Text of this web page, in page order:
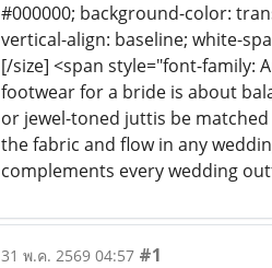
#000000; background-color:
vertical-align: baseline; white-
[/size] <span style="font-family:
footwear for a bride is about
or jewel-toned juttis be
the fabric and flow in any
complements every wedding
31 พ.ค. 2569 04:57 #1